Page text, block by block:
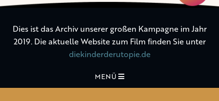
Dies ist das Archiv unserer großen Kampagne im Jahr
2019. Die aktuelle Website zum Film finden Sie unter
diekinderderutopie.de
MENÜ